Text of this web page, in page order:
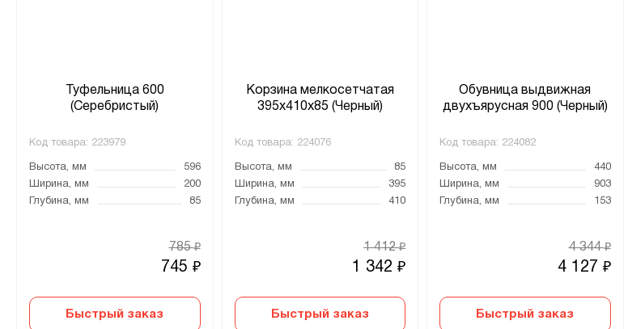
Туфельница 600
(Серебристый)
Код товара: 223979
Высота, мм
596
Ширина, мм
200
Глубина, мм
85
745 ₽
785₽
Быстрый заказ
Корзина мелкосетчатая
395х410х85 (Черный)
Код товара: 224076
Высота, мм
85
Ширина, мм
395
Глубина, мм
410
1 342 ₽
1 412₽
Быстрый заказ
Обувница выдвижная
двухъярусная 900 (Черный)
Код товара: 224082
Высота, мм
440
Ширина, мм
903
Глубина, мм
153
4 127 ₽
4 344₽
Быстрый заказ